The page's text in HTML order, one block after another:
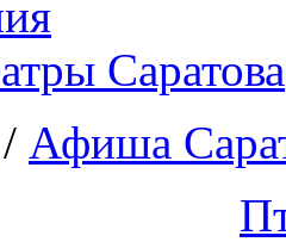
Саратова
/ Афиша